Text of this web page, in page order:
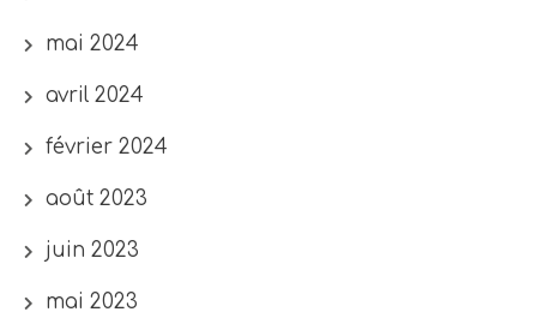
mai 2024
avril 2024
février 2024
août 2023
juin 2023
mai 2023